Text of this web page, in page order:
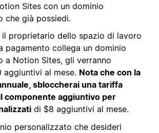
Sites con un dominio
che già possiedi.
il proprietario dello spazio di lavoro
pagamento collega un dominio
a Notion Sites, gli verranno
aggiuntivi al mese. Nota che con la
sbloccherai una tariffa
componente aggiuntivo per
di $8 aggiuntivi al mese.
personalizzato che desideri